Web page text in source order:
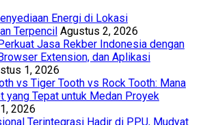
Energi di Lokasi
Terpencil Agustus 2, 2026
Jasa Rekber Indonesia dengan
Extension, dan Aplikasi
1, 2026
vs Tiger Tooth vs Rock Tooth: Mana
yang Tepat untuk Medan Proyek
2026
Terintegrasi Hadir di PPU, Mudyat